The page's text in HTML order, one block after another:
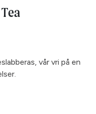
vår vri på en